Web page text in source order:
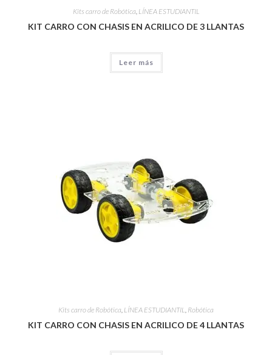
Kits carro de Robótica, LÍNEA ESTUDIANTIL
KIT CARRO CON CHASIS EN ACRILICO DE 3 LLANTAS
Leer más
Kits carro de Robótica LÍNEA ESTUDIANTIL Robótica
KIT CARRO CON CHASIS EN ACRILICO DE 4 LLANTAS